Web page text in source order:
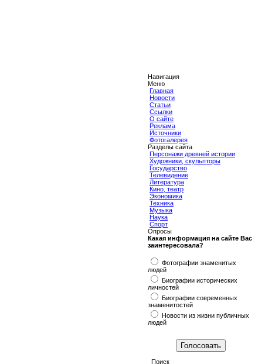
Навигация
Меню
Главная
Новости
Статьи
Ссылки
О сайте
Реклама
Источники
Фотогалерея
Разделы сайта
Персонажи древней истории
Художники, скульпторы
Государство
Телевидение
Литература
Кино, театр
Экономика
Техника
Музыка
Наука
Спорт
Опросы
Какая информация на сайте Вас
заинтересовала?
Фотографии знаменитых
людей
Биографии исторических
личностей
Биографии современных
знаменитостей
Новости из жизни публичных
людей
Поиск